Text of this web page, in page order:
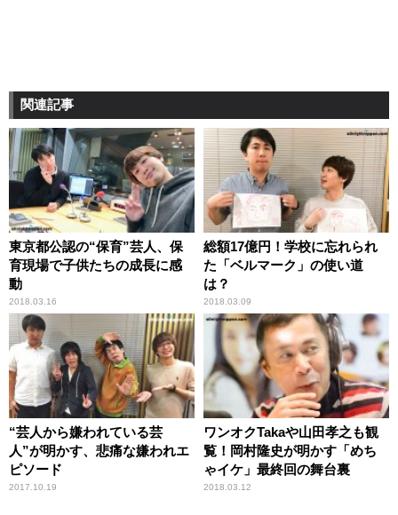
関連記事
東京都公認の“保育”芸人、保
育現場で子供たちの成長に感
動
2018.03.16
総額17億円！学校に忘れられ
た「ベルマーク」の使い道
は？
2018.03.09
“芸人から嫌われている芸
人”が明かす、悲痛な嫌われエ
ピソード
2017.10.19
ワンオクTakaや山田孝之も観
覧！岡村隆史が明かす「めち
ゃイケ」最終回の舞台裏
2018.03.12